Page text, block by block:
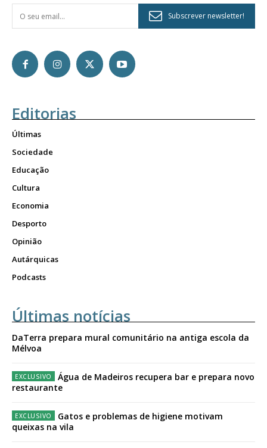
Subscrever newsletter!
Editorias
Últimas
Sociedade
Educação
Cultura
Economia
Desporto
Opinião
Autárquicas
Podcasts
Últimas notícias
DaTerra prepara mural comunitário na antiga escola da
Mélvoa
Água de Madeiros recupera bar e prepara novo
restaurante
Gatos e problemas de higiene motivam
queixas na vila